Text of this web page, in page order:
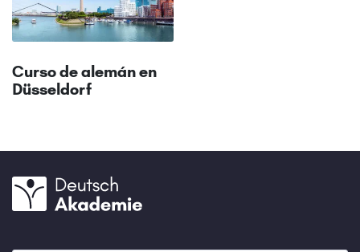
Curso de alemán en
Düsseldorf